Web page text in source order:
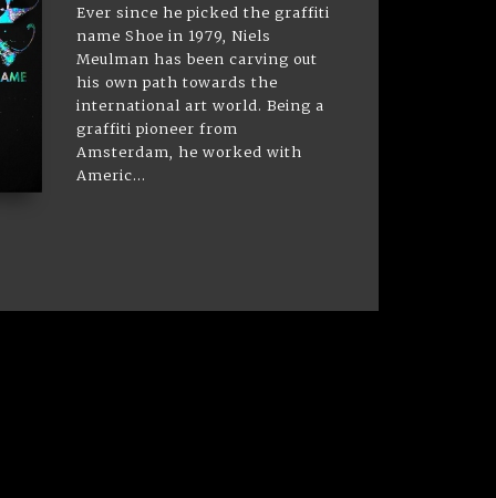
Ever since he picked the graffiti
name Shoe in 1979, Niels
Meulman has been carving out
his own path towards the
international art world. Being a
graffiti pioneer from
Amsterdam, he worked with
Americ...